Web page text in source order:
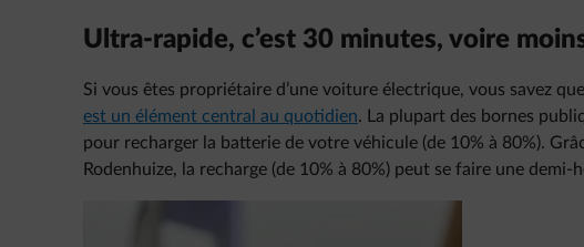
Ultra-rapide, c’est 30 minutes, voire
Si vous êtes propriétaire d’une voiture électrique, vous savez que
est un élément central au quotidien. La plupart des bornes
pour recharger la batterie de votre véhicule (de 10% à 80%).
Rodenhuize, la recharge (de 10% à 80%) peut se faire une demi-